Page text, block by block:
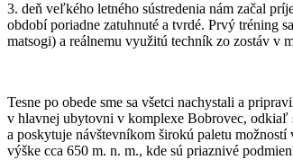
3. deň veľkého letného sústredenia nám začal
období poriadne zatuhnuté a tvrdé. Prvý tréning
matsogi) a reálnemu využitú techník zo zostáv v
Tesne po obede sme sa všetci nachystali a
v hlavnej ubytovni v komplexe Bobrovec, odkiaľ
a poskytuje návštevníkom širokú paletu
výške cca 650 m. n. m., kde sú priaznivé